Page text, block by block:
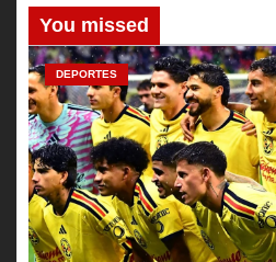
You missed
DEPORTES